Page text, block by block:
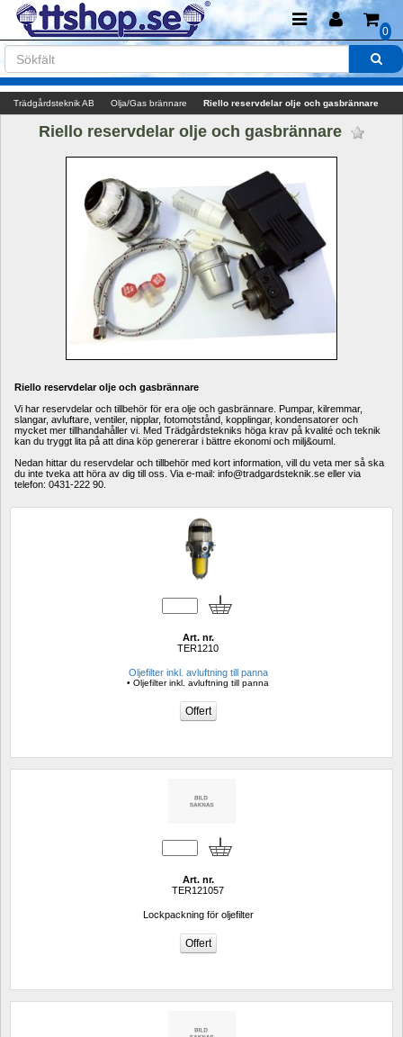
0
Trädgårdsteknik AB Olja/Gas brännare Riello reservdelar olje och gasbrännare
Riello reservdelar olje och gasbrännare
Riello reservdelar olje och gasbrännare
Vi har reservdelar och tillbehör för era olje och gasbrännare. Pumpar, kilremmar,
slangar, avluftare, ventiler, nipplar, fotomotstånd, kopplingar, kondensatorer och
mycket mer tillhandahåller vi. Med Trädgårdstekniks höga krav på kvalité och teknik
kan du tryggt lita på att dina köp genererar i bättre ekonomi och milj&ouml.
Nedan hittar du reservdelar och tillbehör med kort information, vill du veta mer så ska
du inte tveka att höra av dig till oss. Via e-mail: info@tradgardsteknik.se eller via
telefon: 0431-222 90.
Art. nr.
TER1210
Oljefilter inkl. avluftning till panna
• Oljefilter inkl. avluftning till panna
Art. nr.
TER121057
Lockpackning för oljefilter